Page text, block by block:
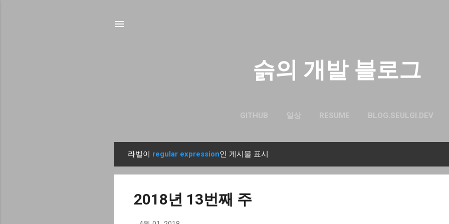
슭의 개발 블로그
GITHUB 일상 RESUME BLOG.SEULGI.DEV
라벨이 regular expression인 게시물 표시
2018년 13번째 주